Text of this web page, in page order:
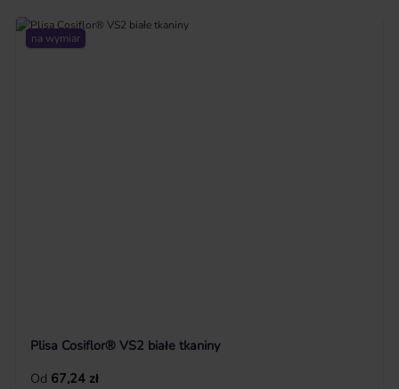
na wymiar
Plisa Cosiflor® VS2 białe tkaniny
Cena regularna:
Od 67,24 zł